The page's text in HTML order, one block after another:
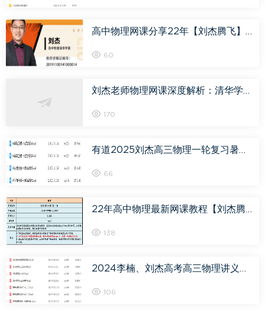
高中物理网课分享22年【刘杰腾飞】高考一轮复习教学视频
60
刘杰老师物理网课深度解析：清华学霸 + 口诀解题法，助你突破物理瓶颈
170
有道2025刘杰高三物理一轮复习暑假班+秋季班
66
22年高中物理最新网课教程【刘杰腾飞】高考一轮复习教学视频,3.26G学习资料百度网盘资源打包下载
138
2024李楠、刘杰高考高三物理讲义一轮二轮电子版
106